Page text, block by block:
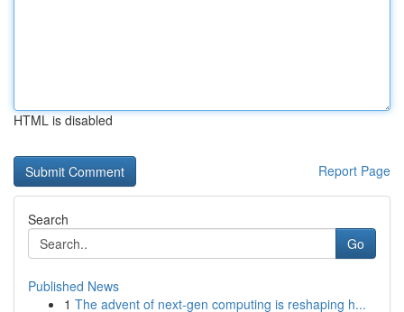
HTML is disabled
Report Page
Search
Go
Published News
1 The advent of next-gen computing is reshaping h...